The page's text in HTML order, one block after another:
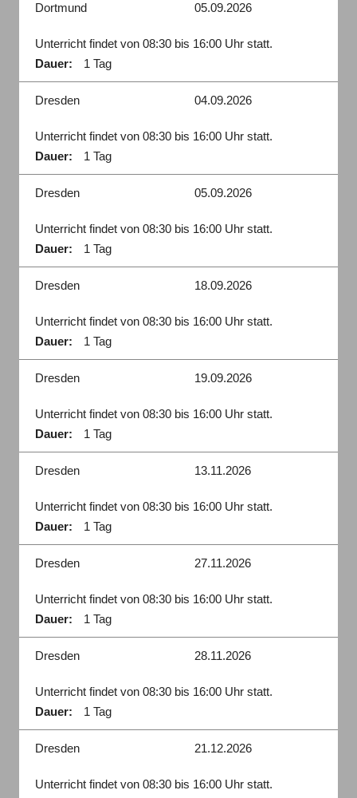
Dortmund 05.09.2026
Unterricht findet von 08:30 bis 16:00 Uhr statt.
Dauer:
1 Tag
Dresden 04.09.2026
Unterricht findet von 08:30 bis 16:00 Uhr statt.
Dauer:
1 Tag
Dresden 05.09.2026
Unterricht findet von 08:30 bis 16:00 Uhr statt.
Dauer:
1 Tag
Dresden 18.09.2026
Unterricht findet von 08:30 bis 16:00 Uhr statt.
Dauer:
1 Tag
Dresden 19.09.2026
Unterricht findet von 08:30 bis 16:00 Uhr statt.
Dauer:
1 Tag
Dresden 13.11.2026
Unterricht findet von 08:30 bis 16:00 Uhr statt.
Dauer:
1 Tag
Dresden 27.11.2026
Unterricht findet von 08:30 bis 16:00 Uhr statt.
Dauer:
1 Tag
Dresden 28.11.2026
Unterricht findet von 08:30 bis 16:00 Uhr statt.
Dauer:
1 Tag
Dresden 21.12.2026
Unterricht findet von 08:30 bis 16:00 Uhr statt.